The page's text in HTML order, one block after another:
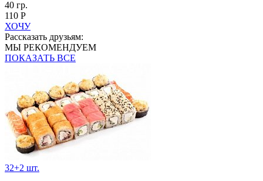
40 гр.
110 Р
ХОЧУ
Рассказать друзьям:
МЫ РЕКОМЕНДУЕМ
ПОКАЗАТЬ ВСЕ
32+2 шт.